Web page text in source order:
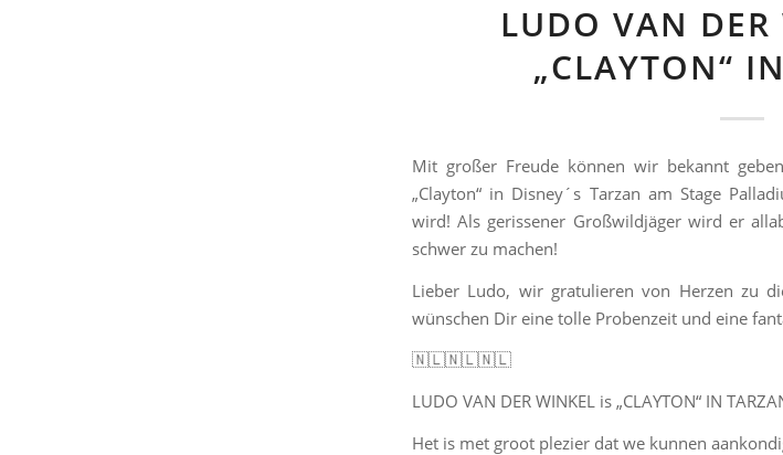
LUDO VAN
„CLAYTON“
Mit großer Freude können wir bekannt
„Clayton“ in Disney´s Tarzan am Stage
wird! Als gerissener Großwildjäger wird er
schwer zu machen!
Lieber Ludo, wir gratulieren von Herzen zu
wünschen Dir eine tolle Probenzeit und eine
🇳🇱🇳🇱🇳🇱
LUDO VAN DER WINKEL is „CLAYTON“ IN
Het is met groot plezier dat we kunnen